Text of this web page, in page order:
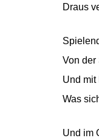
Draus
Von der
Und mit
Was
Und im